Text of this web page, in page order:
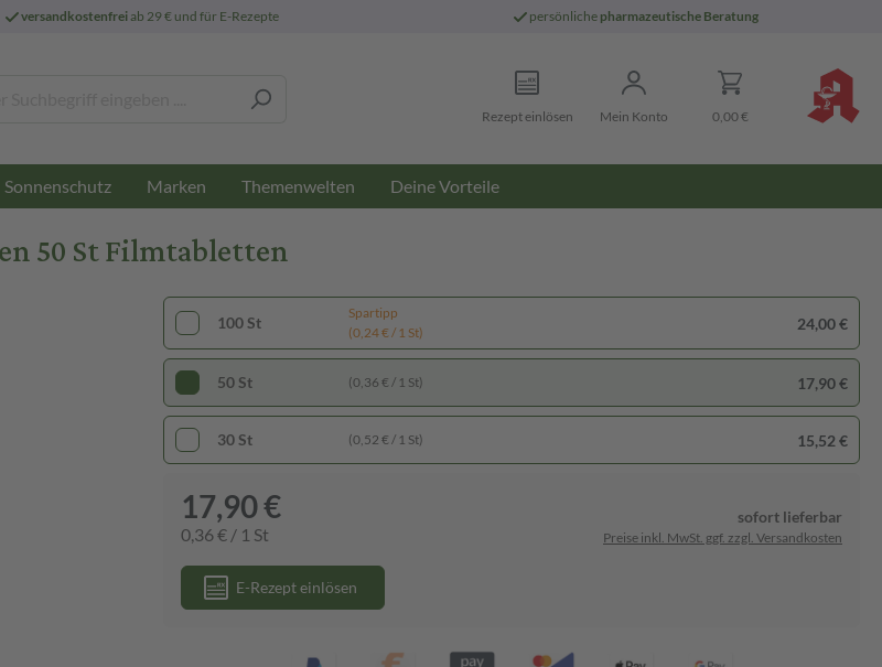
versandkostenfreiab 29 € und für E-Rezepte persönliche pharmazeutische Beratung
Rezept einlösen Mein Konto 0,00 €
Sonnenschutz Marken Themenwelten Deine Vorteile
50 St Filmtabletten
100 St
Spartipp
(0,24 € / 1 St)
24,00 €
50 St (0,36 € / 1 St) 17,90 €
30 St (0,52 € / 1 St) 15,52 €
17,90 €
0,36 € / 1 St
sofort lieferbar
Preise inkl. MwSt. ggf. zzgl. Versandkosten
E-Rezept einlösen